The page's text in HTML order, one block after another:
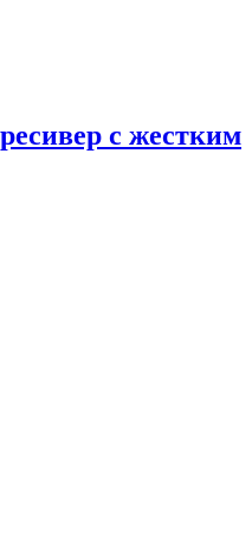
с жестким